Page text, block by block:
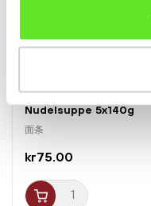
5-pak Chapaghetti
Nudelsuppe 5x140g
Nongshim
面条
kr75.00